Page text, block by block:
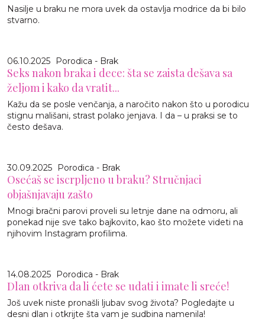
Nasilje u braku ne mora uvek da ostavlja modrice da bi bilo
stvarno.
06.10.2025 Porodica - Brak
Seks nakon braka i dece: šta se zaista dešava sa
željom i kako da vratit...
Kažu da se posle venčanja, a naročito nakon što u porodicu
stignu mališani, strast polako jenjava. I da – u praksi se to
često dešava.
30.09.2025 Porodica - Brak
Osećaš se iscrpljeno u braku? Stručnjaci
objašnjavaju zašto
Mnogi bračni parovi proveli su letnje dane na odmoru, ali
ponekad nije sve tako bajkovito, kao što možete videti na
njihovim Instagram profilima.
14.08.2025 Porodica - Brak
Dlan otkriva da li ćete se udati i imate li sreće!
Još uvek niste pronašli ljubav svog života? Pogledajte u
desni dlan i otkrijte šta vam je sudbina namenila!